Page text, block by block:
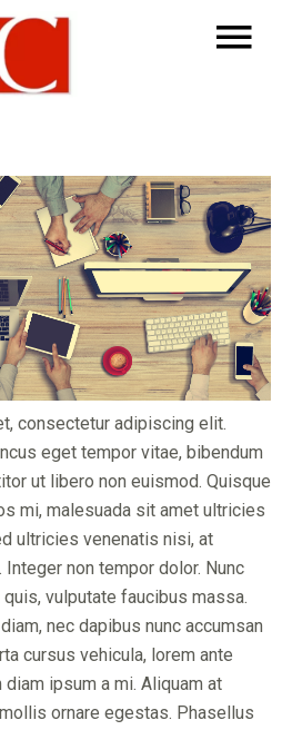
consectetur adipiscing elit.
eget tempor vitae, bibendum
ut libero non euismod. Quisque
mi, malesuada sit amet ultricies
ultricies venenatis nisi, at
non tempor dolor. Nunc
vulputate faucibus massa.
nec dapibus nunc accumsan
cursus vehicula, lorem ante
ipsum a mi. Aliquam at
ornare egestas. Phasellus